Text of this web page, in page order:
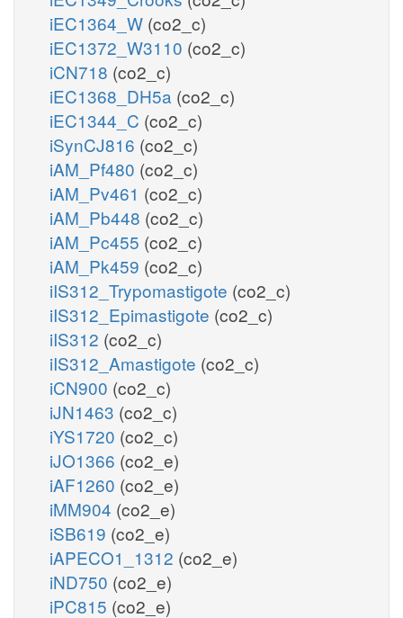
iEC1364_W (co2_c)
iEC1372_W3110 (co2_c)
iCN718 (co2_c)
iEC1368_DH5a (co2_c)
iEC1344_C (co2_c)
iSynCJ816 (co2_c)
iAM_Pf480 (co2_c)
iAM_Pv461 (co2_c)
iAM_Pb448 (co2_c)
iAM_Pc455 (co2_c)
iAM_Pk459 (co2_c)
iIS312_Trypomastigote (co2_c)
iIS312_Epimastigote (co2_c)
iIS312 (co2_c)
iIS312_Amastigote (co2_c)
iCN900 (co2_c)
iJN1463 (co2_c)
iYS1720 (co2_c)
iJO1366 (co2_e)
iAF1260 (co2_e)
iMM904 (co2_e)
iSB619 (co2_e)
iAPECO1_1312 (co2_e)
iND750 (co2_e)
iPC815 (co2_e)